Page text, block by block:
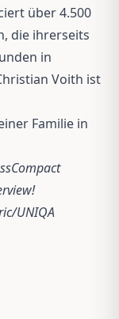
über 4.500
die ihrerseits
in
Voith ist
Familie in
UNIQA